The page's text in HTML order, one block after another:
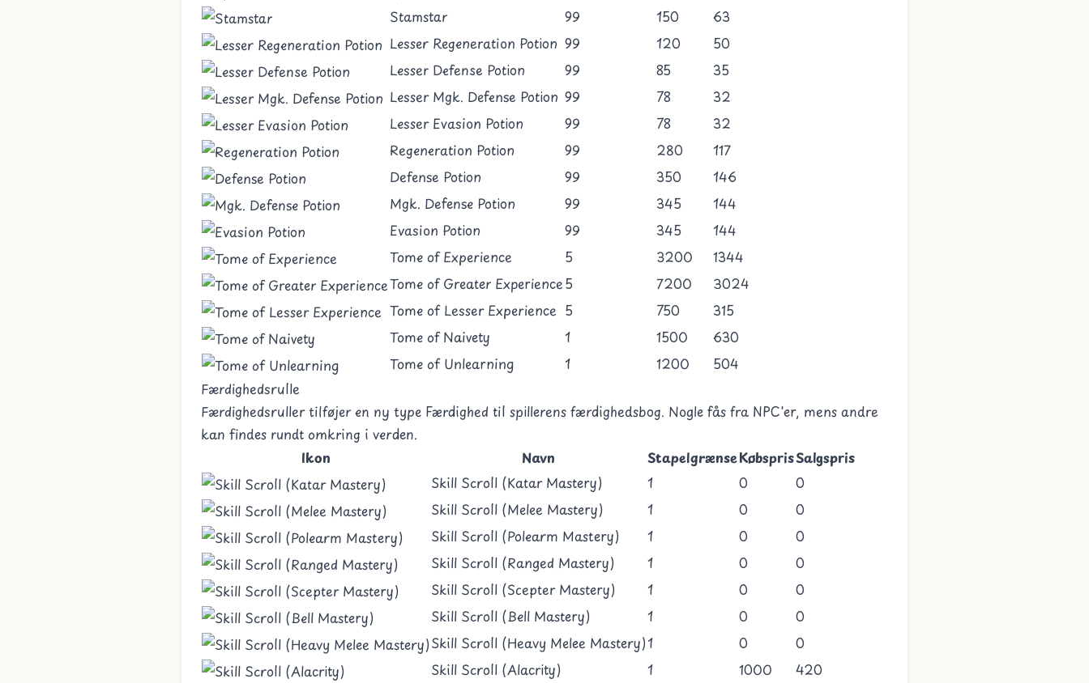
Stamstar
99 150
63
Lesser Regeneration Potion 99 120
50
Lesser Defense Potion
99 85
35
Lesser Mgk. Defense Potion 99 78
32
Lesser Evasion Potion
99 78
32
Regeneration Potion
99 280
117
Defense Potion
99 350
146
Mgk. Defense Potion
99 345
144
Evasion Potion
99 345
144
Tome of Experience
5 3200
1344
Tome of Greater Experience5 7200
3024
Tome of Lesser Experience 5 750
315
Tome of Naivety
1 1500
630
Tome of Unlearning
1 1200
504
Færdighedsrulle
Færdighedsruller tilføjer en ny type Færdighed til spillerens færdighedsbog. Nogle fås fra NPC'er, mens andre
kan findes rundt omkring i verden.
Ikon
Navn StapelgrænseKøbsprisSalgspris
Skill Scroll (Katar Mastery)
1 0
0
Skill Scroll (Melee Mastery)
1 0
0
Skill Scroll (Polearm Mastery)
1 0
0
Skill Scroll (Ranged Mastery)
1 0
0
Skill Scroll (Scepter Mastery)
1 0
0
Skill Scroll (Bell Mastery)
1 0
0
Skill Scroll (Heavy Melee Mastery)1 0
0
Skill Scroll (Alacrity)
1 1000
420